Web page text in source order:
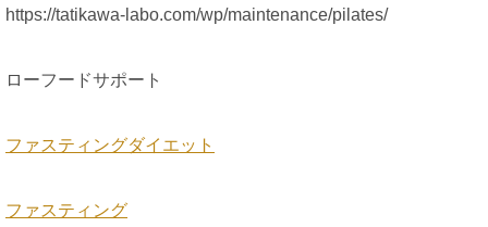
https://tatikawa-labo.com/wp/maintenance/pilates/
ローフードサポート
ファスティングダイエット
ファスティング